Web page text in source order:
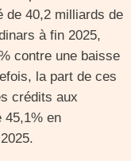
de 40,2 milliards de
à fin 2025,
contre une baisse
la part de ces
crédits aux
45,1% en